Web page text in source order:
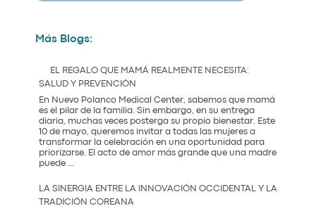
Más Blogs:
EL REGALO QUE MAMÁ REALMENTE NECESITA:
SALUD Y PREVENCIÓN
En Nuevo Polanco Medical Center, sabemos que mamá
es el pilar de la familia. Sin embargo, en su entrega
diaria, muchas veces posterga su propio bienestar. Este
10 de mayo, queremos invitar a todas las mujeres a
transformar la celebración en una oportunidad para
priorizarse. El acto de amor más grande que una madre
puede ...
que
Realmente
LA SINERGIA ENTRE LA INNOVACIÓN OCCIDENTAL Y LA
TRADICIÓN COREANA